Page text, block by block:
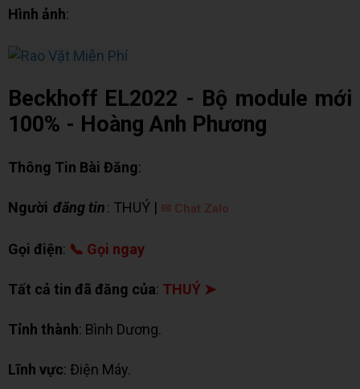
Hình ảnh:
Beckhoff EL2022 - Bộ module mới
100% - Hoàng Anh Phương
Thông Tin Bài Đăng:
Người đăng tin: THUÝ | ✉ Chat Zalo
Gọi điện: 📞 Gọi ngay
Tất cả tin đã đăng của: THUÝ ➤
Tỉnh thành: Bình Dương.
Lĩnh vực: Điện Máy.